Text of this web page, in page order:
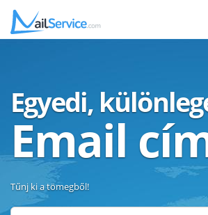
Egyedi,
Email
Tűnj ki a tömegből!